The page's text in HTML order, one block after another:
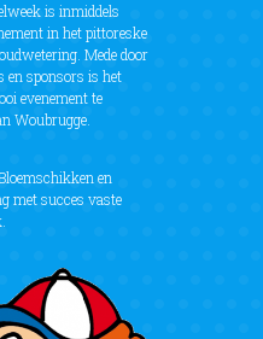
is inmiddels
in het pittoreske
Mede door
en sponsors is het
evenement te
Woubrugge.
en
met succes vaste